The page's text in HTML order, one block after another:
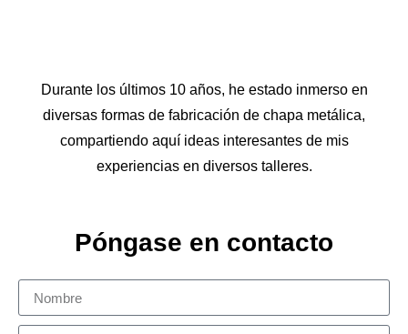
Durante los últimos 10 años, he estado inmerso en
diversas formas de fabricación de chapa metálica,
compartiendo aquí ideas interesantes de mis
experiencias en diversos talleres.
Póngase en contacto